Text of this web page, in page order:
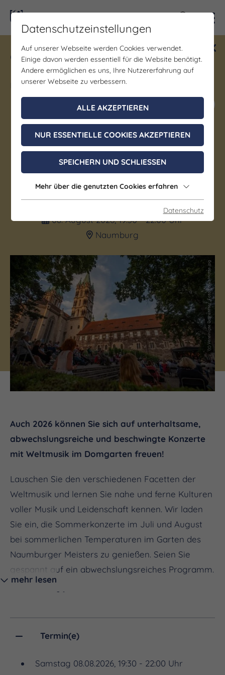
Gewinne ein Blind Date mit Saale-
Unstrut! Teilnahme vom 1.7. - 18.12.
möglich.
Jetzt mitmachen
Sommerkonzerte im
Domgarten: Naumburger
Nächte
08. August 2026, 19:30 - 22:00 Uhr
Naumburg
(c) Vereinigte Domstifter_Foto Falko Matte.jpg
Auch 2026 können Sie sich auf unterhaltsame,
abwechslungsreiche und beschwingte Konzerte
mit Weltmusik im Domgarten freuen!
Lauschen Sie den verschiedenen Facetten der
Weltmusik und lernen Sie nahe und ferne Kulturen
voller Musik und Leidenschaft kennen. Wir laden
Sie ein, die Sommerkonzerte im Juli und August
bei sommerlichen Temperaturen im Garten des
Naumburger Meisters zu genießen. Seien Sie
gespannt auf ein abwechslungsreiches Programm.
Termine 2026
Nina Ogot Band | melodische Afro-Fusion
Samstag, 18. Juli 2026 | 19:30 Uhr
mehr lesen
Termin(e)
Samstag 08.08.2026, 19:30 - 22:00 Uhr
Datenschutzeinstellungen
Auf unserer Webseite werden Cookies verwendet.
Einige davon werden essentiell für die Website benötigt.
Andere ermöglichen es uns, Ihre Nutzererfahrung auf
unserer Webseite zu verbessern.
ALLE AKZEPTIEREN
NUR ESSENTIELLE COOKIES AKZEPTIEREN
SPEICHERN UND SCHLIESSEN
Mehr über die genutzten Cookies erfahren
Datenschutz